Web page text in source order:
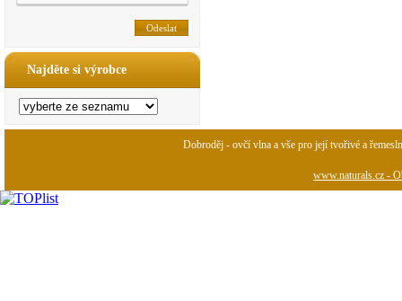
Najděte si výrobce
Dobroděj - ovčí vlna a vše pro její tvořivé a
www.naturals.cz -